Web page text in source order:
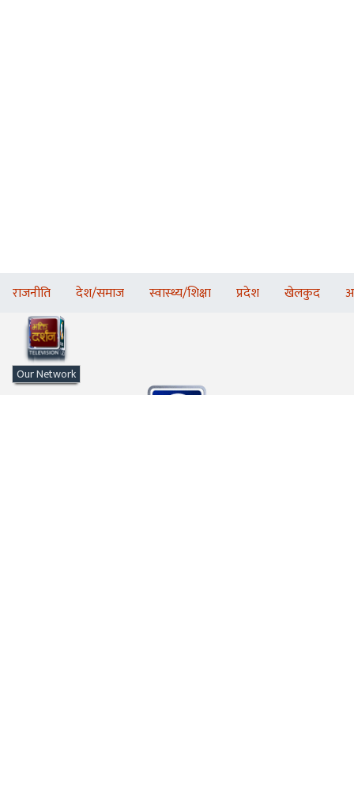
Our Network
राजनीति देश/समाज स्वास्थ्य/शिक्षा प्रदेश खेलकुद